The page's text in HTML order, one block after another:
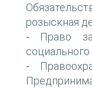
розыскная
- Право
-